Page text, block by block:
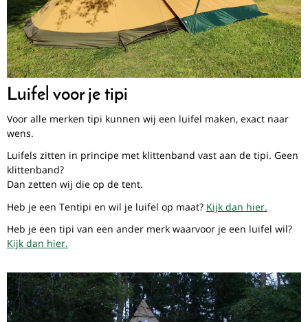
Luifel voor je tipi
Voor alle merken tipi kunnen wij een luifel maken, exact naar
wens.
Luifels zitten in principe met klittenband vast aan de tipi. Geen
klittenband?
Dan zetten wij die op de tent.
Heb je een Tentipi en wil je luifel op maat? Kijk dan hier.
Heb je een tipi van een ander merk waarvoor je een luifel wil?
Kijk dan hier.